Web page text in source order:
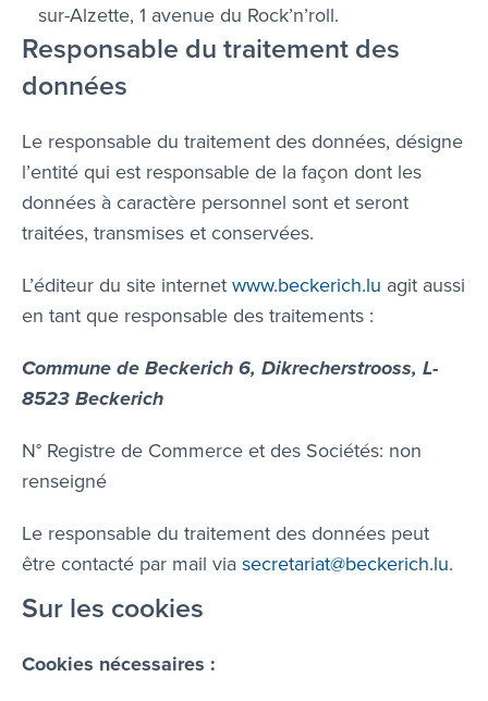
sur-Alzette, 1 avenue du Rock’n’roll.
Responsable du traitement des
données
Le responsable du traitement des données, désigne
l’entité qui est responsable de la façon dont les
données à caractère personnel sont et seront
traitées, transmises et conservées.
L’éditeur du site internetwww.beckerich.lu agit aussi
en tant que responsable des traitements :
Commune de Beckerich 6, Dikrecherstrooss, L-
8523 Beckerich
N° Registre de Commerce et des Sociétés: non
renseigné
Le responsable du traitement des données peut
être contacté par mail via secretariat@beckerich.lu.
Sur les cookies
Cookies nécessaires :